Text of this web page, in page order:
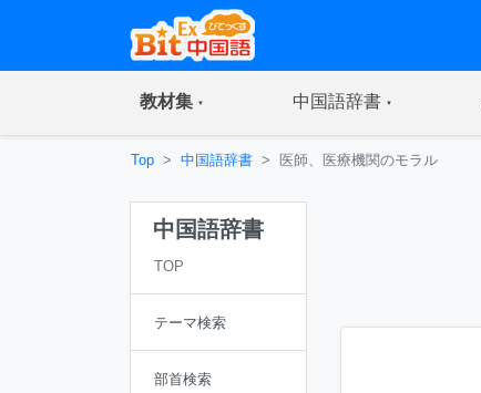
教材集(current) 中国語辞書(current)
Top 中国語辞書 医師、医療機関のモラル
中国語辞書
TOP
テーマ検索
部首検索